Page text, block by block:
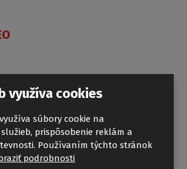
využíva cookies
súbory cookie na
prispôsobenie reklám a
Používaním týchto stránok
podrobnosti